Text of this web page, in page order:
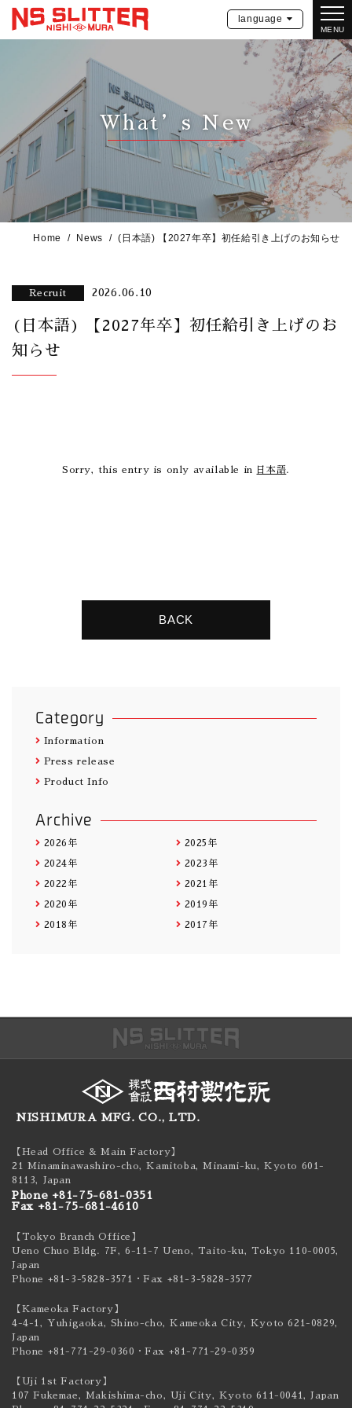
MENU
language
What’s New
Home News (日本語) 【2027年卒】初任給引き上げのお知らせ
Recruit 2026.06.10
(日本語) 【2027年卒】初任給引き上げのお
知らせ
Sorry, this entry is only available in 日本語.
BACK
Category
Information
Press release
Product Info
Archive
2026年 2025年
2024年 2023年
2022年 2021年
2020年 2019年
2018年 2017年
NISHIMURA MFG. CO., LTD.
【Head Office & Main Factory】
21 Minaminawashiro-cho, Kamitoba, Minami-ku,Kyoto 601-
8113, Japan
Phone +81-75-681-0351
Fax +81-75-681-4610
【Tokyo Branch Office】
Ueno Chuo Bldg. 7F, 6-11-7 Ueno, Taito-ku, Tokyo 110-0005,
Japan
Phone +81-3-5828-3571
・Fax +81-3-5828-3577
【Kameoka Factory】
4-4-1, Yuhigaoka, Shino-cho, Kameoka City, Kyoto 621-0829,
Japan
Phone +81-771-29-0360 ・Fax +81-771-29-0359
【Uji 1st Factory】
107 Fukemae, Makishima-cho, Uji City, Kyoto 611-0041, Japan